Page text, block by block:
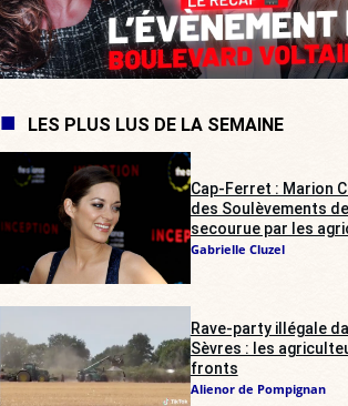
LES PLUS LUS DE LA SEMAINE
Cap-Ferret : Marion
des Soulèvements
secourue par les
Gabrielle Cluzel
Rave-party illégale
Sèvres : les
fronts
Alienor de Pompignan